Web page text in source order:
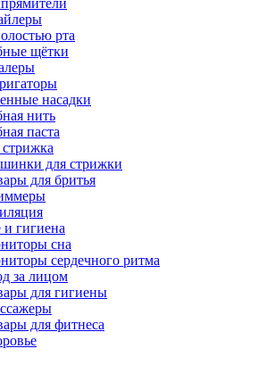
рта
щётки
насадки
нить
паста
для стрижки
для бритья
и гигиена
сна
сердечного ритма
за лицом
для гигиены
для фитнеса